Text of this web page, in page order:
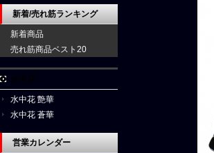
新着/売れ筋ランキング
新着商品
売れ筋商品ベスト20
水中花 艶華
水中花 蒼華
営業カレンダー